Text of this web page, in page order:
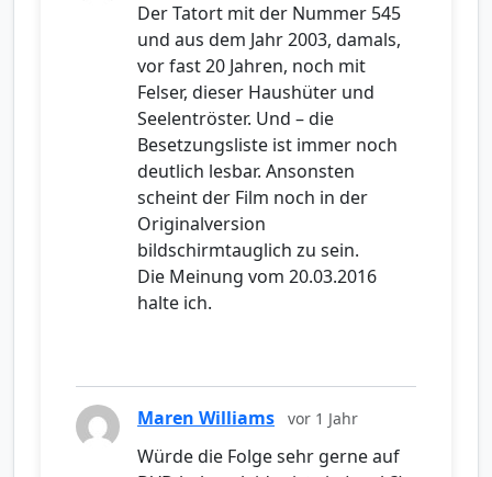
Der Tatort mit der Nummer 545
und aus dem Jahr 2003, damals,
vor fast 20 Jahren, noch mit
Felser, dieser Haushüter und
Seelentröster. Und – die
Besetzungsliste ist immer noch
deutlich lesbar. Ansonsten
scheint der Film noch in der
Originalversion
bildschirmtauglich zu sein.
Die Meinung vom 20.03.2016
halte ich.
Maren Williams vor 1 Jahr
Würde die Folge sehr gerne auf